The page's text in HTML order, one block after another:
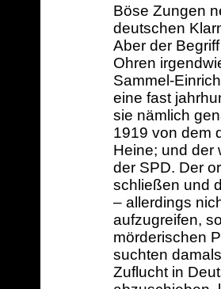
Böse Zungen
deutschen
Aber der
Ohren
Sammel-
eine fast
sie nämlich
1919 von dem
Heine; und der
der SPD. Der
schließen und
– allerdings
aufzugreifen,
mörderischen
suchten
Zuflucht in